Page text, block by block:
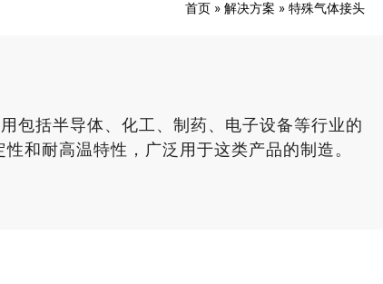
首页 » 解决方案 » 特殊气体接头
包括半导体、化工、制药、电子设备等行业的
和耐高温特性，广泛用于这类产品的制造。